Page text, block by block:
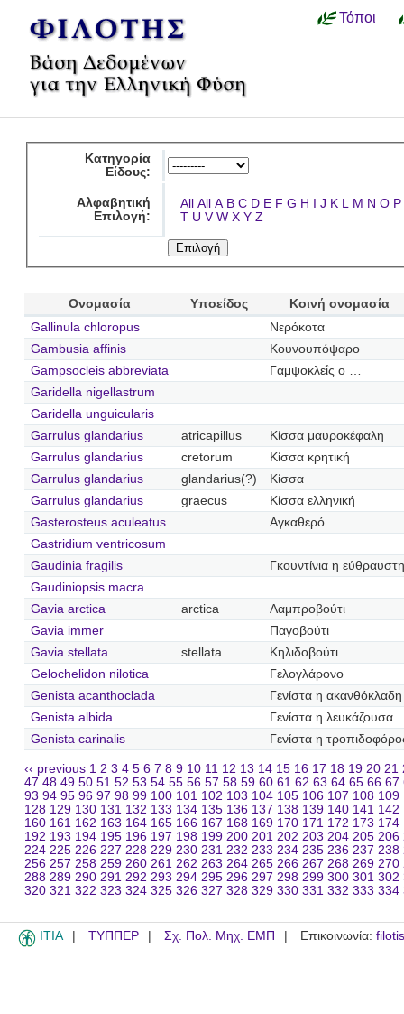
Τόποι
Κατηγορία
Είδους:
Αλφαβητική
Επιλογή:
All All A B C D E F G H I J K L M N O P
T U V W X Y Z
Ονομασία Υποείδος
Κοινή ονομασία
Gallinula chloropus
Νερόκοτα
Gambusia affinis
Κουνουπόψαρο
Gampsocleis abbreviata
Γαμψοκλεΐς ο …
Garidella nigellastrum
Garidella unguicularis
Garrulus glandarius
atricapillus
Κίσσα μαυροκέφαλη
Garrulus glandarius
cretorum
Κίσσα κρητική
Garrulus glandarius
glandarius(?)
Κίσσα
Garrulus glandarius
graecus
Κίσσα ελληνική
Gasterosteus aculeatus
Αγκαθερό
Gastridium ventricosum
Gaudinia fragilis
Γκουντίνια η εύθραυστη
Gaudiniopsis macra
Gavia arctica
arctica
Λαμπροβούτι
Gavia immer
Παγοβούτι
Gavia stellata
stellata
Κηλιδοβούτι
Gelochelidon nilotica
Γελογλάρονο
Genista acanthoclada
Γενίστα η ακανθόκλαδη
Genista albida
Γενίστα η λευκάζουσα
Genista carinalis
Γενίστα η
‹‹ previous 1 2 3 4 5 6 7 8 9 10 11 12 13 14 15 16 17 18 19 20 21
47 48 49 50 51 52 53 54 55 56 57 58 59 60 61 62 63 64 65 66 67
93 94 95 96 97 98 99 100 101 102 103 104 105 106 107 108 109
128 129 130 131 132 133 134 135 136 137 138 139 140 141 142
160 161 162 163 164 165 166 167 168 169 170 171 172 173 174
192 193 194 195 196 197 198 199 200 201 202 203 204 205 206
224 225 226 227 228 229 230 231 232 233 234 235 236 237 238
256 257 258 259 260 261 262 263 264 265 266 267 268 269 270
288 289 290 291 292 293 294 295 296 297 298 299 300 301 302
320 321 322 323 324 325 326 327 328 329 330 331 332 333 334
ITIA ΤΥΠΠΕΡ Σχ. Πολ. Μηχ. ΕΜΠ Επικοινωνία: